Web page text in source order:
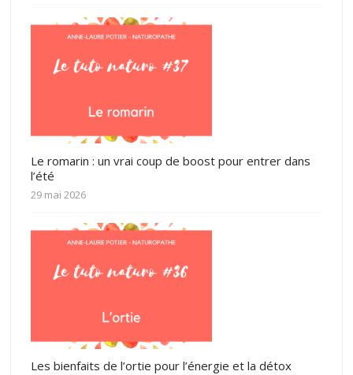
Le romarin : un vrai coup de boost pour entrer dans
l’été
29 mai 2026
Les bienfaits de l’ortie pour l’énergie et la détox